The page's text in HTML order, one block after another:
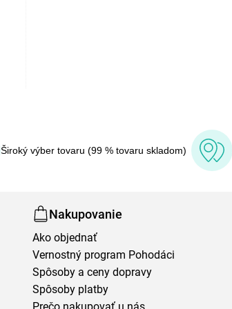
Široký výber tovaru (99 % tovaru skladom)
Nakupovanie
Ako objednať
Vernostný program Pohodáci
Spôsoby a ceny dopravy
Spôsoby platby